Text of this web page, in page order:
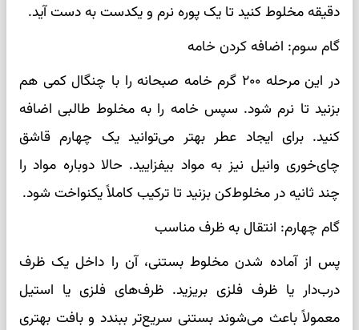
دقیقه مخلوط کنید تا یک پوره نرم و یکدست به دست آید.
گام سوم: اضافه کردن خامه
در این مرحله ۲۰۰ گرم خامه صبحانه را با چنگال کمی هم
بزنید تا نرم شود. سپس خامه را به مخلوط طالبی اضافه
کنید. برای ایجاد عطر بهتر می‌توانید یک چهارم قاشق
چای‌خوری وانیل نیز به مواد بیفزایید. حالا دوباره مواد را
چند ثانیه در مخلوط‌کن بزنید تا ترکیب کاملاً یکنواخت شود.
گام چهارم: انتقال به ظرف مناسب
پس از آماده شدن مخلوط بستنی، آن را داخل یک ظرف
درب‌دار یا ظرف فلزی بریزید. ظرف‌های فلزی یا استیل
معمولاً باعث می‌شوند بستنی سریع‌تر ببندد و بافت بهتری